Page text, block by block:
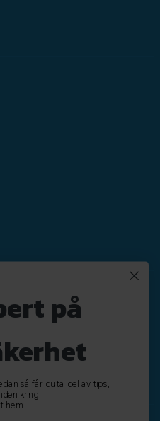
på
så får du ta del av tips,
kring
hem